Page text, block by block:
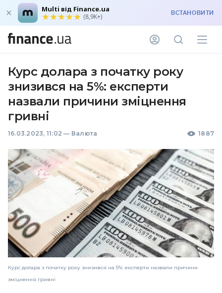
Multi від Finance.ua
(8,9K+) ВСТАНОВИТИ
Курс долара з початку року
знизився на 5%: експерти
назвали причини зміцнення
гривні
16.03.2023, 11:02 — Валюта 1887
Курс долара з початку року знизився на 5%: експерти назвали причини
зміцнення гривні